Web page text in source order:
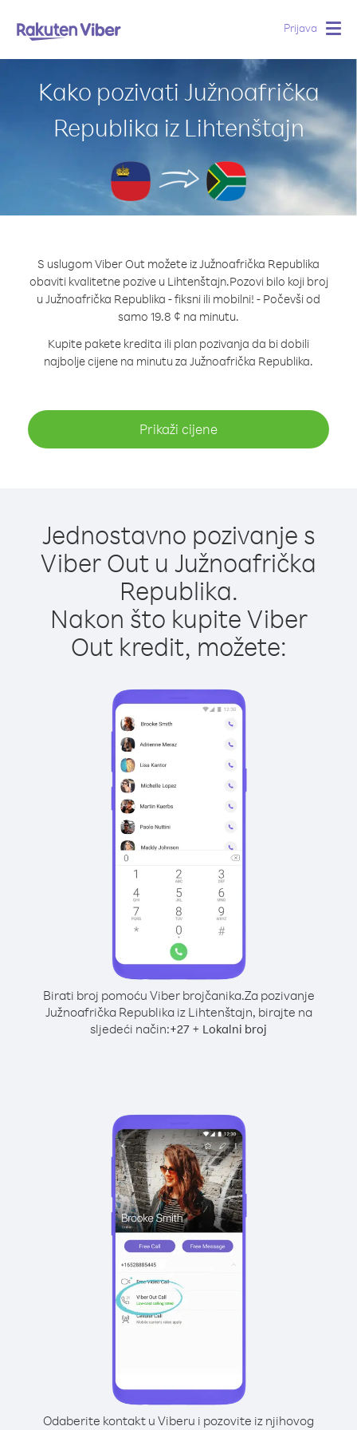
Prijava
Kako pozivati Južnoafrička
Republika iz Lihtenštajn
S uslugom Viber Out možete iz Južnoafrička Republika
obaviti kvalitetne pozive u Lihtenštajn.Pozovi bilo koji broj
u Južnoafrička Republika - fiksni ili mobilni! - Počevši od
samo 19.8 ¢ na minutu.
Kupite pakete kredita ili plan pozivanja da bi dobili
najbolje cijene na minutu za Južnoafrička Republika.
Prikaži cijene
Jednostavno pozivanje s
Viber Out u Južnoafrička
Republika.
Nakon što kupite Viber
Out kredit, možete:
Birati broj pomoću Viber brojčanika.Za pozivanje
Južnoafrička Republika iz Lihtenštajn, birajte na
sljedeći način:+27 + Lokalni broj
Odaberite kontakt u Viberu i pozovite iz njihovog